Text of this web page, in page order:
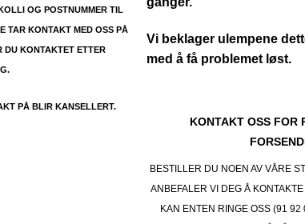
OG POSTNUMMER TIL
TAR KONTAKT MED OSS PÅ
KONTAKTET ETTER
PÅ BLIR KANSELLERT.
Vi beklager ulempene
med å få problemet løst.
KONTAKT OSS FOR
BESTILLER DU NOEN AV VÅRE
ANBEFALER VI DEG Å
KAN ENTEN RINGE OSS (91